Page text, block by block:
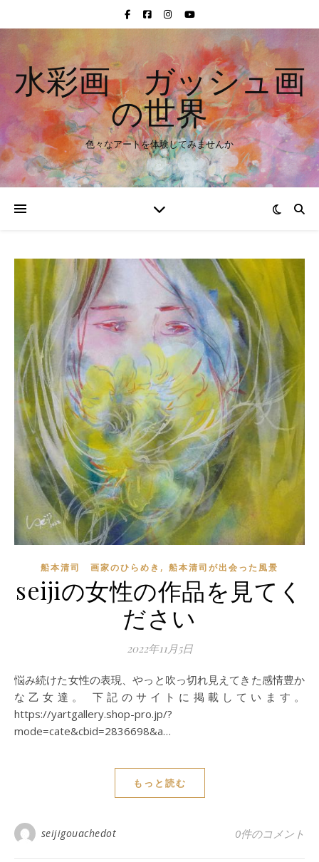
水彩画 ガッシュ画
の世界
色々なアートを体験してみませんか
船本清司 画家のひらめき , 船本清司が出会った風景
seijiの女性の作品を見てく
ださい
2022年11月5日
悩み続けた女性の表現、やっと吹っ切れ見えてきた感情豊か
な乙女達。 下記のサイトに掲載しています。
https://yartgallery.shop-pro.jp/?
mode=cate&cbid=2836698&a…
もっと読む
seijigouachedot 0件のコメント